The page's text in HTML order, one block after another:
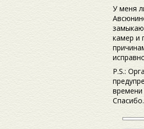
У меня
камер и
P.S.:
Спасибо.